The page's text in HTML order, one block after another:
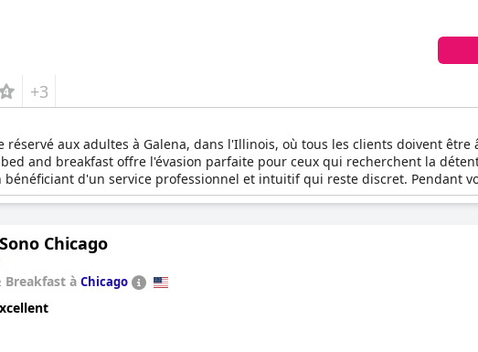
+3
réservé aux adultes à Galena, dans l'Illinois, où tous les clients doivent être
and breakfast offre l'évasion parfaite pour ceux qui recherchent la
bénéficiant d'un service professionnel et intuitif qui reste discret. Pendant
L'Aldrich Guest House est un sanctuaire confortable pour les adultes à
Chicago
Breakfast à Chicago